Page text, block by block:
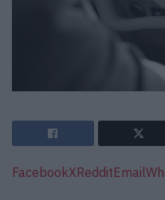
FacebookXRedditEmail